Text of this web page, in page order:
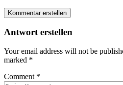
Kommentar erstellen
Antwort erstellen
Your email address will not be
marked *
Comment *